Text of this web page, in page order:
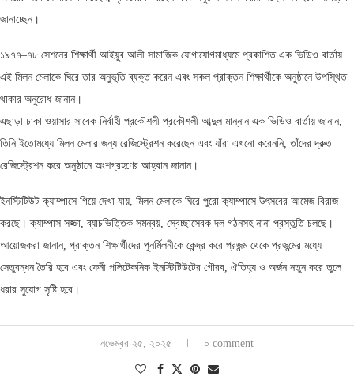
জানাচ্ছেন।
১৯৭৭–৭৮ সেশনের শিক্ষার্থী আইয়ুব আলী সামাজিক যোগাযোগমাধ্যমে প্রকাশিত এক ভিডিও বার্তায়
এই মিলন মেলাকে ঘিরে তার অনুভূতি ব্যক্ত করেন এবং সকল প্রাক্তন শিক্ষার্থীকে অনুষ্ঠানে উপস্থিত
থাকার অনুরোধ জানান।
এছাড়া ঢাকা ওয়াসার সাবেক নির্বাহী প্রকৌশলী প্রকৌশলী আব্দুল মান্নান এক ভিডিও বার্তায় জানান,
তিনি ইতোমধ্যে মিলন মেলার জন্য রেজিস্ট্রেশন করেছেন এবং যাঁরা এখনো করেননি, তাঁদের দ্রুত
রেজিস্ট্রেশন করে অনুষ্ঠানে অংশগ্রহণের আহ্বান জানান।
ইনস্টিটিউট ক্যাম্পাসে গিয়ে দেখা যায়, মিলন মেলাকে ঘিরে পুরো ক্যাম্পাসে উৎসবের আমেজ বিরাজ
করছে। ক্যাম্পাস সজ্জা, ব্যাচভিত্তিক সমন্বয়, স্বেচ্ছাসেবক দল গঠনসহ নানা প্রস্তুতি চলছে।
আয়োজকরা জানান, প্রাক্তন শিক্ষার্থীদের পুনর্মিলনীকে কেন্দ্র করে প্রজন্ম থেকে প্রজন্মের মধ্যে
সেতুবন্ধন তৈরি হবে এবং ফেনী পলিটেকনিক ইনস্টিটিউটের গৌরব, ঐতিহ্য ও অর্জন নতুন করে তুলে
ধরার সুযোগ সৃষ্টি হবে।
নভেম্বর ২৫, ২০২৫ ০ comment